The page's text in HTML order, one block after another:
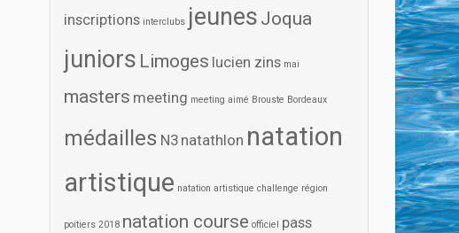
inscriptions interclubs jeunes Joqua
juniors Limoges lucien zins mai
masters meeting meeting aimé Brouste Bordeaux
médailles N3 natathlon natation
artistique natation artistique challenge région
poitiers 2018 natation course officiel pass